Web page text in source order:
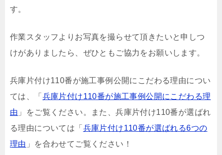
す。
作業スタッフよりお写真を撮らせて頂きたいと申しつ
けがありましたら、ぜひともご協力をお願いします。
兵庫片付け110番が施工事例公開にこだわる理由につい
ては、「 兵庫片付け110番が施工事例公開にこだわる理
由 」をご覧ください。また、兵庫片付け110番が選ばれ
る理由については「 兵庫片付け110番が選ばれる6つの
理由 」を合わせてご覧ください！